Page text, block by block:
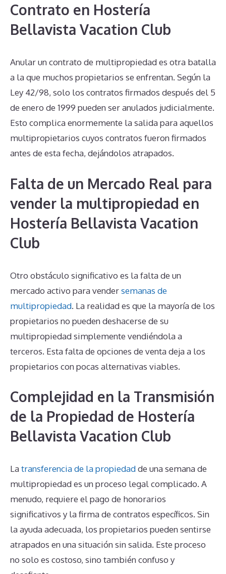
Contrato en Hostería
Bellavista Vacation Club
Anular un contrato de multipropiedad es otra batalla
a la que muchos propietarios se enfrentan. Según la
Ley 42/98, solo los contratos firmados después del 5
de enero de 1999 pueden ser anulados judicialmente.
Esto complica enormemente la salida para aquellos
multipropietarios cuyos contratos fueron firmados
antes de esta fecha, dejándolos atrapados.
Falta de un Mercado Real para
vender la multipropiedad en
Hostería Bellavista Vacation
Club
Otro obstáculo significativo es la falta de un
mercado activo para vendersemanas de
multipropiedad. La realidad es que la mayoría de los
propietarios no pueden deshacerse de su
multipropiedad simplemente vendiéndola a
terceros. Esta falta de opciones de venta deja a los
propietarios con pocas alternativas viables.
Complejidad en la Transmisión
de la Propiedad de Hostería
Bellavista Vacation Club
Latransferencia de la propiedadde una semana de
multipropiedad es un proceso legal complicado. A
menudo, requiere el pago de honorarios
significativos y la firma de contratos específicos. Sin
la ayuda adecuada, los propietarios pueden sentirse
atrapados en una situación sin salida. Este proceso
no solo es costoso, sino también confuso y